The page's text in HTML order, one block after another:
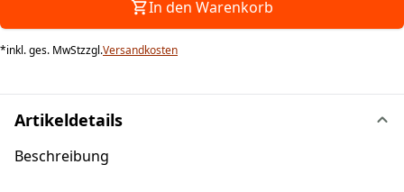
In den Warenkorb
*inkl. ges. MwStzzgl.Versandkosten
Artikeldetails
Beschreibung